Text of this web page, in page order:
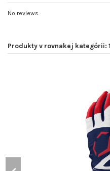
No reviews
Produkty v rovnakej kategórii: